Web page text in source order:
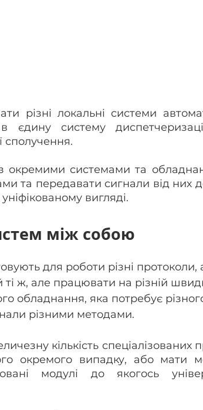
різні локальні системи
єдину систему
сполучення.
окремими системами та
та передавати сигнали від них
вигляді.
між собою
для роботи різні протоколи,
ті ж, але працювати на різній
обладнання, яка потребує
різними методами.
кількість спеціалізованих
окремого випадку, або мати
модулі до якогось